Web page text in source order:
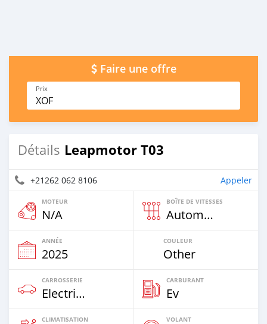
Faire une offre
Prix
XOF
Détails Leapmotor T03
+21262 062 8106 Appeler
MOTEUR
N/A
BOÎTE DE VITESSES
Automatique
ANNÉE
2025
COULEUR
Other
CARROSSERIE
Electric EV
CARBURANT
Ev
CLIMATISATION VOLANT